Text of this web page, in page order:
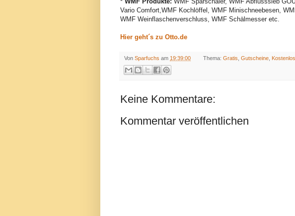
Vario Comfort,WMF Kochlöffel, WMF Minischneebesen,
WMF Weinflaschenverschluss, WMF Schälmesser etc.
Hier geht´s zu Otto.de
Von Sparfuchs am 19:39:00 Thema: Gratis Gutscheine, Kostenlos
Keine Kommentare:
Kommentar veröffentlichen